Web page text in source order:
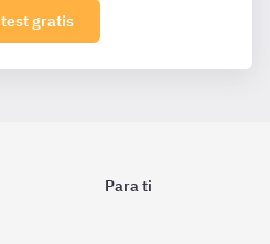
gratis
Para ti